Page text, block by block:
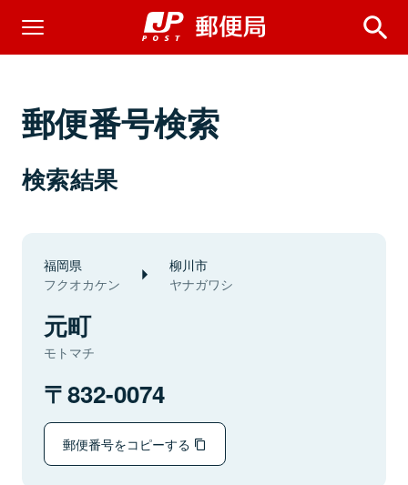
郵便番号検索
検索結果
福岡県
フクオカケン
柳川市
ヤナガワシ
元町
モトマチ
832-0074
郵便番号をコピーする